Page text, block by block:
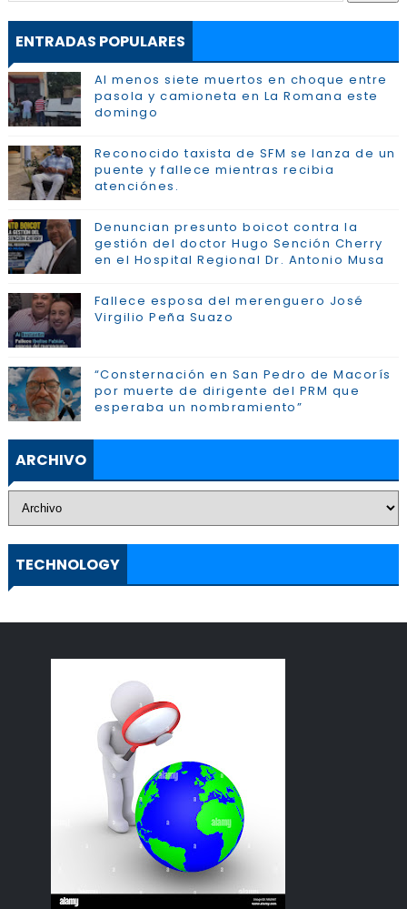
ENTRADAS POPULARES
Al menos siete muertos en choque entre
pasola y camioneta en La Romana este
domingo
Reconocido taxista de SFM se lanza de un
puente y fallece mientras recibia
atenciónes.
Denuncian presunto boicot contra la
gestión del doctor Hugo Sención Cherry
en el Hospital Regional Dr. Antonio Musa
Fallece esposa del merenguero José
Virgilio Peña Suazo
“Consternación en San Pedro de Macorís
por muerte de dirigente del PRM que
esperaba un nombramiento”
ARCHIVO
TECHNOLOGY